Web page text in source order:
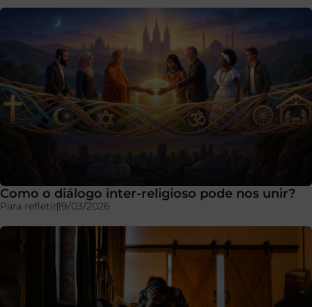
Como o diálogo inter-religioso pode nos unir?
Para refletir19/03/2026